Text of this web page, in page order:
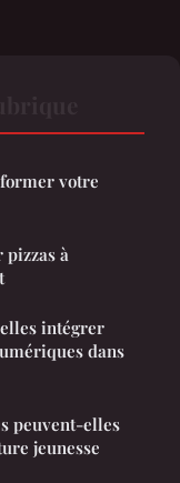
votre
à
intégrer
dans
peuvent-elles
jeunesse